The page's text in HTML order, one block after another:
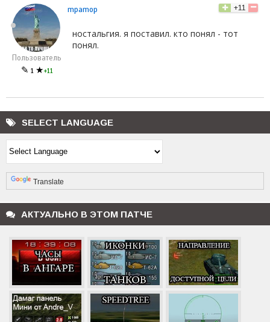
Пользователь
✎ 1 ★+11
mpamop +11
ностальгия. я поставил. кто понял - тот
понял.
SELECT LANGUAGE
Translate
АКТУАЛЬНО В ЭТОМ ПАТЧЕ